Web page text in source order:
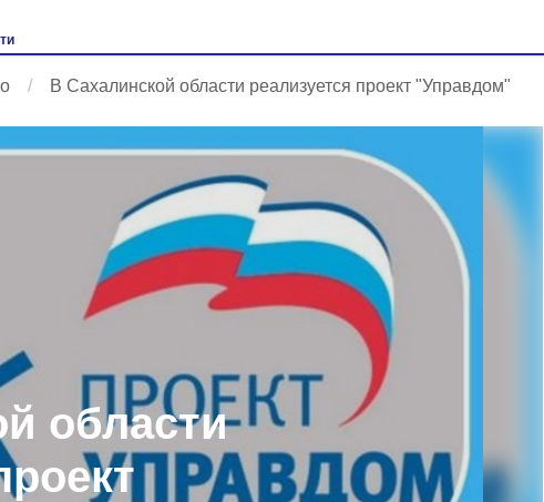
В Сахалинской области реализуется проект "Управдом"
области